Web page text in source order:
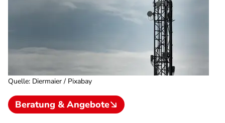
Quelle: Diermaier / Pixabay
Beratung & Angebote